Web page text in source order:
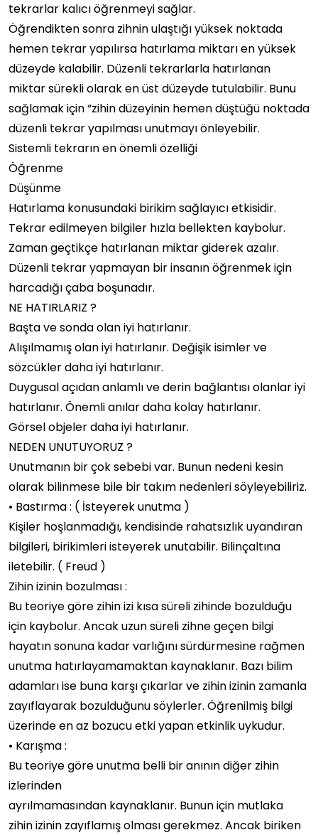
tekrarlar kalıcı öğrenmeyi sağlar.
Öğrendikten sonra zihnin ulaştığı yüksek noktada
hemen tekrar yapılırsa hatırlama miktarı en yüksek
düzeyde kalabilir. Düzenli tekrarlarla hatırlanan
miktar sürekli olarak en üst düzeyde tutulabilir. Bunu
sağlamak için “zihin düzeyinin hemen düştüğü noktada
düzenli tekrar yapılması unutmayı önleyebilir.
Sistemli tekrarın en önemli özelliği
Öğrenme
Düşünme
Hatırlama konusundaki birikim sağlayıcı etkisidir.
Tekrar edilmeyen bilgiler hızla bellekten kaybolur.
Zaman geçtikçe hatırlanan miktar giderek azalır.
Düzenli tekrar yapmayan bir insanın öğrenmek için
harcadığı çaba boşunadır.
NE HATIRLARIZ ?
Başta ve sonda olan iyi hatırlanır.
Alışılmamış olan iyi hatırlanır. Değişik isimler ve
sözcükler daha iyi hatırlanır.
Duygusal açıdan anlamlı ve derin bağlantısı olanlar iyi
hatırlanır. Önemli anılar daha kolay hatırlanır.
Görsel objeler daha iyi hatırlanır.
NEDEN UNUTUYORUZ ?
Unutmanın bir çok sebebi var. Bunun nedeni kesin
olarak bilinmese bile bir takım nedenleri söyleyebiliriz.
• Bastırma : ( İsteyerek unutma )
Kişiler hoşlanmadığı, kendisinde rahatsızlık uyandıran
bilgileri, birikimleri isteyerek unutabilir. Bilinçaltına
iletebilir. ( Freud )
Zihin izinin bozulması :
Bu teoriye göre zihin izi kısa süreli zihinde bozulduğu
için kaybolur. Ancak uzun süreli zihne geçen bilgi
hayatın sonuna kadar varlığını sürdürmesine rağmen
unutma hatırlayamamaktan kaynaklanır. Bazı bilim
adamları ise buna karşı çıkarlar ve zihin izinin zamanla
zayıflayarak bozulduğunu söylerler. Öğrenilmiş bilgi
üzerinde en az bozucu etki yapan etkinlik uykudur.
• Karışma :
Bu teoriye göre unutma belli bir anının diğer zihin
izlerinden
ayrılmamasından kaynaklanır. Bunun için mutlaka
zihin izinin zayıflamış olması gerekmez. Ancak biriken